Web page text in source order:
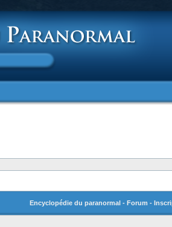
Encyclopédie du paranormal - Forum -